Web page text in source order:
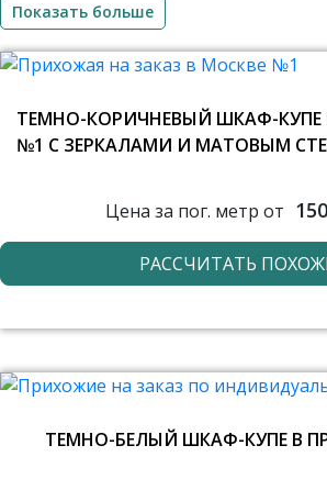
Показать больше
ТЕМНО-КОРИЧНЕВЫЙ ШКАФ-
№1 С ЗЕРКАЛАМИ И МАТОВЫМ
Цена за пог. метр от
РАССЧИТАТЬ
ТЕМНО-БЕЛЫЙ ШКАФ-КУПЕ В